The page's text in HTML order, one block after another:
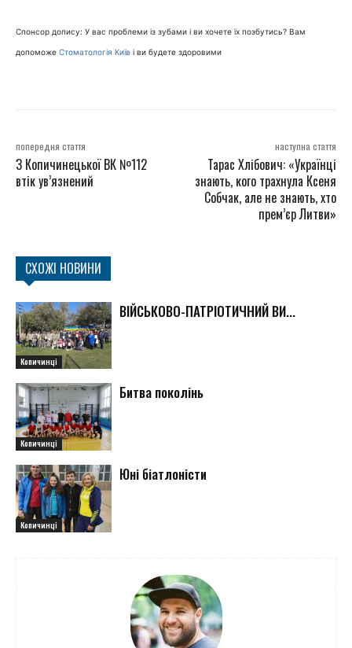
Спонсор допису: У вас проблеми із зубами і ви хочете їх позбутись? Вам
допоможе Стоматологія Київ і ви будете здоровими
попередня стаття
З Копичинецької ВК №112
втік ув’язнений
наступна стаття
Тарас Хлібович: «Українці
знають, кого трахнула Ксеня
Собчак, але не знають, хто
прем’єр Литви»
СХОЖІ НОВИНИ
Копичинці
ВІЙСЬКОВО-ПАТРІОТИЧНИЙ ВИ...
Копичинці
Битва поколінь
Копичинці
Юні біатлоністи